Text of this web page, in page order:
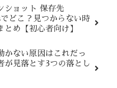
ショット 保存先
どこ？見つからない時
とめ【初心者向け】
かない原因はこれだっ
が見落とす3つの落とし